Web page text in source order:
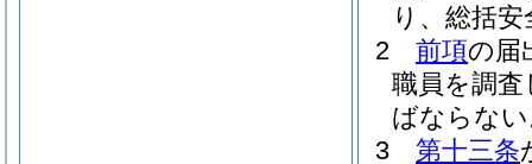
り、総括
2
前項の届
職員を調
ばならな
3
第十三条